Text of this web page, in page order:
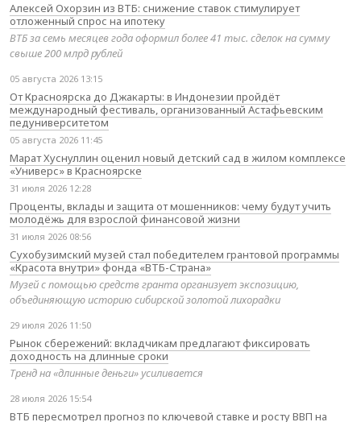
Алексей Охорзин из ВТБ: снижение ставок стимулирует
отложенный спрос на ипотеку
ВТБ за семь месяцев года оформил более 41 тыс. сделок на сумму
свыше 200 млрд рублей
05 августа 2026 13:15
От Красноярска до Джакарты: в Индонезии пройдёт
международный фестиваль, организованный Астафьевским
педуниверситетом
05 августа 2026 11:45
Марат Хуснуллин оценил новый детский сад в жилом комплексе
«Универс» в Красноярске
31 июля 2026 12:28
Проценты, вклады и защита от мошенников: чему будут учить
молодёжь для взрослой финансовой жизни
31 июля 2026 08:56
Сухобузимский музей стал победителем грантовой программы
«Красота внутри» фонда «ВТБ-Страна»
Музей с помощью средств гранта организует экспозицию,
объединяющую историю сибирской золотой лихорадки
29 июля 2026 11:50
Рынок сбережений: вкладчикам предлагают фиксировать
доходность на длинные сроки
Тренд на «длинные деньги» усиливается
28 июля 2026 15:54
ВТБ пересмотрел прогноз по ключевой ставке и росту ВВП на